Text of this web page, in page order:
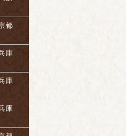
都
庫
庫
庫